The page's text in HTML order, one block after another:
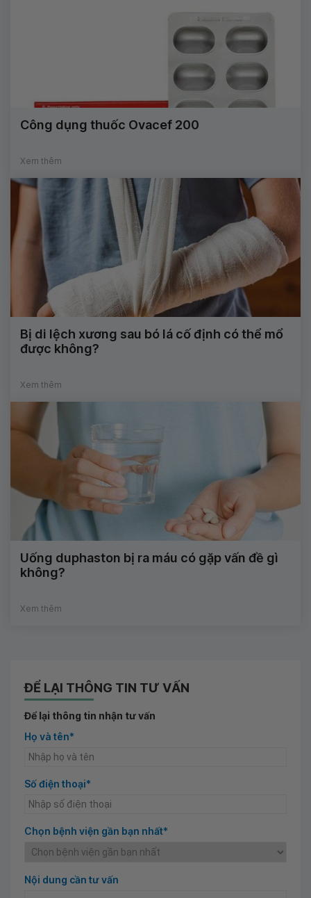
Công dụng thuốc Ovacef 200
Xem thêm
Bị di lệch xương sau bó lá cố định có thể mổ
được không?
Xem thêm
Uống duphaston bị ra máu có gặp vấn đề gì
không?
Xem thêm
ĐỂ LẠI THÔNG TIN TƯ VẤN
Để lại thông tin nhận tư vấn
Họ và tên*
Số điện thoại*
Chọn bệnh viện gần bạn nhất*
Nội dung cần tư vấn